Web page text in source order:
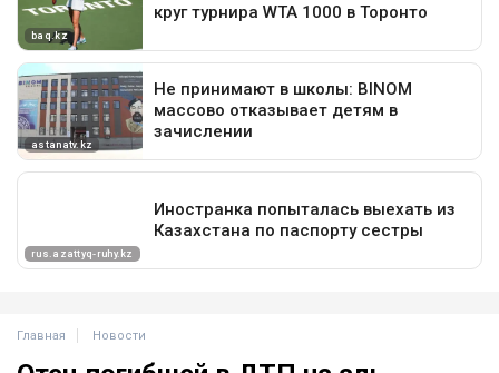
Главная Новости